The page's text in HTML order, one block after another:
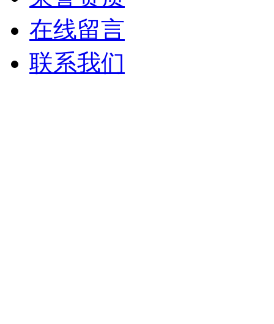
在线留言
联系我们